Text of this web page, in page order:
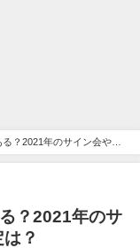
？2021年のサイン会やフ
？2021年のサ
？